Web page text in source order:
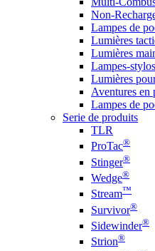
Non-
Lampes de
Lumières
Lumières
Lampes-
Lumières
Aventures en
Lampes de
Serie de produits
TLR
ProTac®
Stinger®
Wedge®
Stream™
Survivor®
Sidewinder®
Strion®